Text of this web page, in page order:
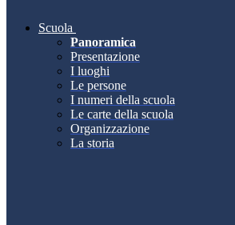
Scuola
Panoramica
Presentazione
I luoghi
Le persone
I numeri della scuola
Le carte della scuola
Organizzazione
La storia